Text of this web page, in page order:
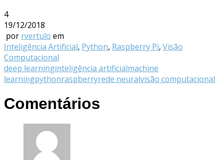
4
19/12/2018
por rvertulo em
Inteligência Artificial, Python, Raspberry Pi, Visão
Computacional
deep learninginteligência artificialmachine
learningpythonraspberryrede neuralvisão computacional
Comentários